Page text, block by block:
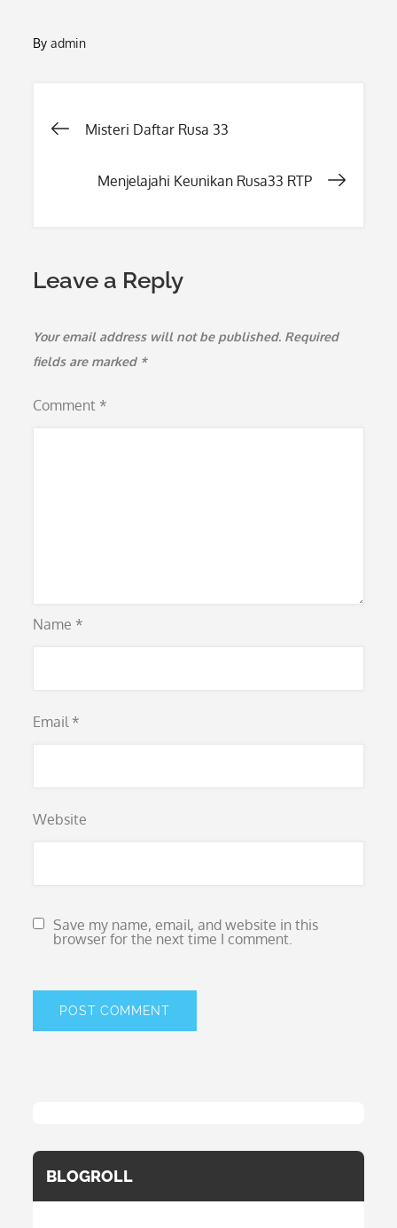
Byadmin
Post
navigation
Misteri Daftar Rusa 33
Menjelajahi Keunikan Rusa33 RTP
Leave a Reply
Your email address will not be published. Required
fields are marked *
Comment *
Name *
Email *
Website
Save my name, email, and website in this
browser for the next time I comment.
BLOGROLL